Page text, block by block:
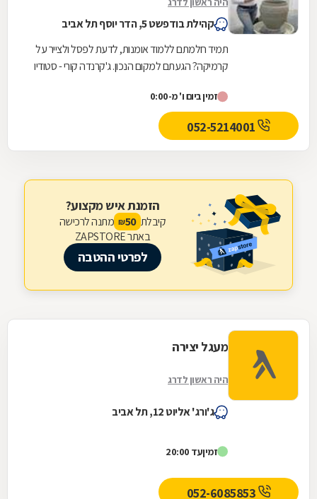
קהילת בודפשט 5, הדר יוסף תל אביב
תמיד חלמתם ללמוד אומנות, לדעת לפסל ולצייר על
קרמיקה? הגעתם למקום הנכון. ג'קרנדה קורי - סטודיו
המשלב...
זמין ביום ו' מ-0:00
הזמנת איש מקצוע?
קיבלת 50
₪ מתנה לרכישה
באתר ZAPSTORE
לפרטי ההטבה
מעגל יצירה
היה ראשון לדרג
ג'ורג' אליוט 12, תל אביב
זמיןעד 20:00